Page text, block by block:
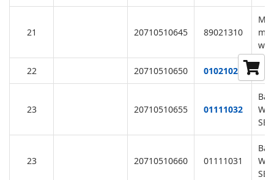
21 20710510645 89021310
22 20710510650 01021021
23 20710510655 01111032
23 20710510660 01111031